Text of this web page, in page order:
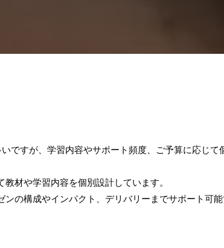
ですが、学習内容やサポート頻度、ご予算に応じて
材や学習内容を個別設計しています。
の構成やインパクト、デリバリーまでサポート可